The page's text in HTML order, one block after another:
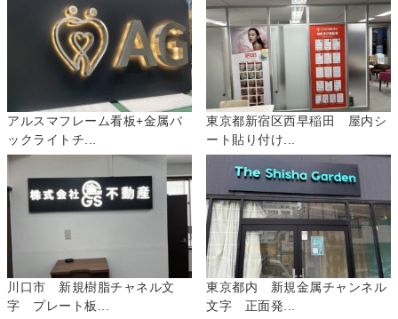
アルスマフレーム看板+金属バ
ックライトチ...
東京都新宿区西早稲田 屋内シ
ート貼り付け...
川口市 新規樹脂チャネル文
字 プレート板...
東京都内 新規金属チャンネル
文字 正面発...